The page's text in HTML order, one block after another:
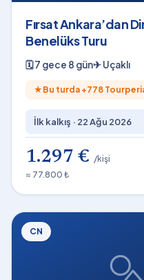
Fırsat Ankara’dan
Benelüks Turu
🗓7 gece 8 gün✈Uçaklı
★ Bu turda +778
İlk kalkış · 22 Ağu 2026
1.297 € /kişi
≈ 77.800 ₺
CN